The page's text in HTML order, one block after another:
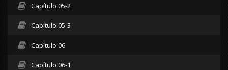
Capítulo 05-2
Capítulo 05-3
Capítulo 06
Capítulo 06-1